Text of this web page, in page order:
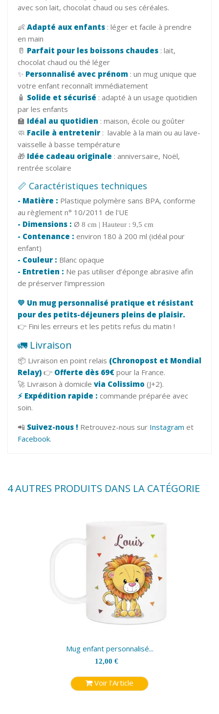
avec son lait, chocolat chaud ou ses céréales.
👶 Adapté aux enfants : léger et facile à prendre
en main
🥛 Parfait pour les boissons chaudes : lait,
chocolat chaud ou thé léger
✨ Personnalisé avec prénom : un mug unique que
votre enfant reconnaît immédiatement
🧴 Solide et sécurisé : adapté à un usage quotidien
par les enfants
🏫 Idéal au quotidien : maison, école ou goûter
🧼 Facile à entretenir : lavable à la main ou au lave-
vaisselle à basse température
🎁 Idée cadeau originale : anniversaire, Noël,
rentrée scolaire
📏 Caractéristiques techniques
- Matière : Plastique polymère sans BPA, conforme
au règlement n° 10/2011 de l'UE
- Dimensions : Ø 8 cm | Hauteur : 9,5 cm
- Contenance : environ 180 à 200 ml (idéal pour
enfant)
- Couleur : Blanc opaque
- Entretien : Ne pas utiliser d’éponge abrasive afin
de préserver l’impression
💛 Un mug personnalisé pratique et résistant
pour des petits-déjeuners pleins de plaisir.
👉 Fini les erreurs et les petits refus du matin !
🚛 Livraison
📦 Livraison en point relais (Chronopost et Mondial
Relay) 👉 Offerte dès 69€ pour la France.
🚀 Livraison à domicile via Colissimo (J+2).
⚡ Expédition rapide : commande préparée avec
soin.
📲 Suivez-nous ! Retrouvez-nous sur Instagram et
Facebook.
4 AUTRES PRODUITS DANS LA CATÉGORIE
Mug enfant personnalisé...
12,00 €
Voir l'Article